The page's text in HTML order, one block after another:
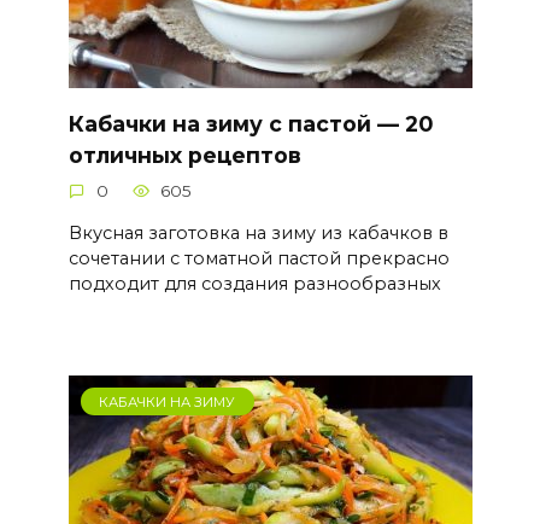
Кабачки на зиму с пастой — 20
отличных рецептов
0 605
Вкусная заготовка на зиму из кабачков в
сочетании с томатной пастой прекрасно
подходит для создания разнообразных
КАБАЧКИ НА ЗИМУ